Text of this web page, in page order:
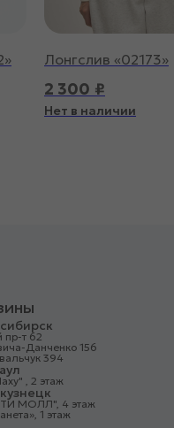
Лонгслив «02173»
2 300 ₽
Нет в наличии
пр-т 62
Данченко 156
394
, 2 этаж
МОЛЛ", 4 этаж
1 этаж